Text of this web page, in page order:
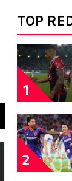
TOP
1
2